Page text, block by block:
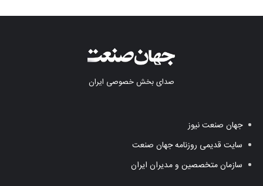
صدای بخش خصوصی ایران
جهان صنعت نیوز
سایت قدیمی روزنامه جهان صنعت
سازمان متخصصین و مدیران ایران